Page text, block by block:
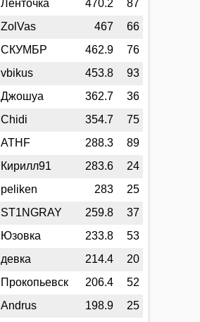
Ленточка 470.2 87
ZolVas 467 66
СКУМБР 462.9 76
vbikus 453.8 93
Джошуа 362.7 36
Chidi 354.7 75
ATHF 288.3 89
Кирилл91 283.6 24
peliken 283 25
ST1NGRAY 259.8 37
Юзовка 233.8 53
девка 214.4 20
Прокопьевск 206.4 52
Andrus 198.9 25